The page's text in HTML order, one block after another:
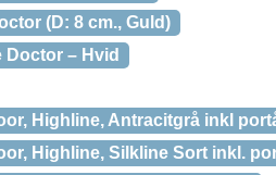
(D: 8 cm., Guld)
Doctor – Hvid
Highline, Antracitgrå inkl
Highline, Silkline Sort inkl.